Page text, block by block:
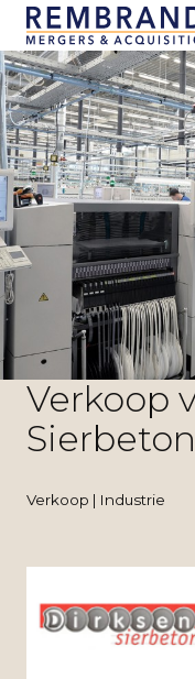
Verkoop
Verkoop | Industrie